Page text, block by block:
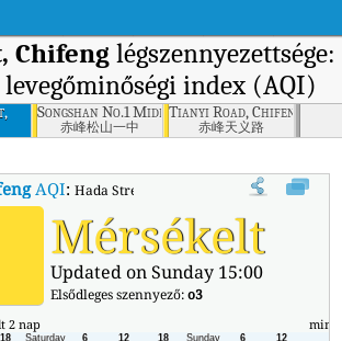
Chifeng légszennyezettsége:
index (AQI)
Songshan No.1 Middle School, Chifeng
赤峰松山一中
Tianyi Road, Chifeng
赤峰天义路
AQI:Hada Street, Chifeng valós idejű
Mérsékelt
Updated on Sunday 15:00
Elsődleges szennyező:o3
2 nap min